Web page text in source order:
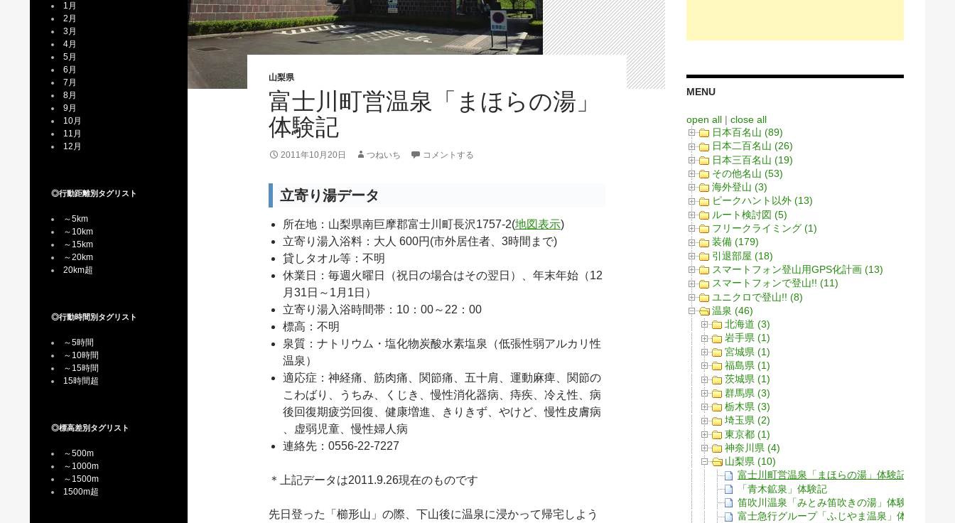
山梨県
富士川町営温泉「まほらの湯」
体験記
2011年10月20日 つねいち コメントする
立寄り湯データ
所在地：山梨県南巨摩郡富士川町長沢1757-2(地図表示)
立寄り湯入浴料：大人 600円(市外居住者、3時間まで)
貸しタオル等：不明
休業日：毎週火曜日（祝日の場合はその翌日）、年末年始（12
月31日～1月1日）
立寄り湯入浴時間帯：10：00～22：00
標高：不明
泉質：ナトリウム・塩化物炭酸水素塩泉（低張性弱アルカリ性
温泉）
適応症：神経痛、筋肉痛、関節痛、五十肩、運動麻痺、関節の
こわばり、うちみ、くじき、慢性消化器病、痔疾、冷え性、病
後回復期疲労回復、健康増進、きりきず、やけど、慢性皮膚病
、虚弱児童、慢性婦人病
連絡先：0556-22-7227
＊上記データは2011.9.26現在のものです
先日登った「櫛形山」の際、下山後に温泉に浸かって帰宅しよう
MENU
open all | close all
日本百名山 (89)
日本二百名山 (26)
日本三百名山 (19)
その他名山 (53)
海外登山 (3)
ピークハント以外 (13)
ルート検討図 (5)
フリークライミング (1)
装備 (179)
引退部屋 (18)
スマートフォン登山用GPS化計画 (13)
スマートフォンで登山!! (11)
ユニクロで登山!! (8)
温泉 (46)
北海道 (3)
岩手県 (1)
宮城県 (1)
福島県 (1)
茨城県 (1)
群馬県 (3)
栃木県 (3)
埼玉県 (2)
東京都 (1)
神奈川県 (4)
山梨県 (10)
富士川町営温泉「まほらの湯」体験記
「青木鉱泉」体験記
笛吹川温泉「みとみ笛吹きの湯」体験記
富士急行グループ「ふじやま温泉」体験記
1月
2月
3月
4月
5月
6月
7月
8月
9月
10月
11月
12月
◎行動距離別タグリスト
～5km
～10km
～15km
～20km
20km超
◎行動時間別タグリスト
～5時間
～10時間
～15時間
15時間超
◎標高差別タグリスト
～500m
～1000m
～1500m
1500m超